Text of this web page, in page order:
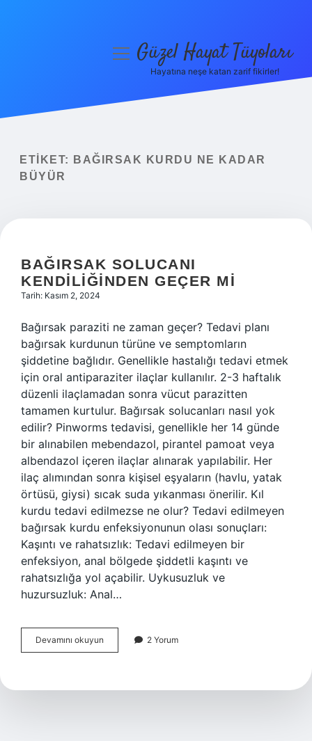
Yasal Uyarı
menüyüGüzel Hayat Tüyoları
Hayatına neşe katan zarif fikirler!
ETIKET:
BAĞIRSAK KURDU NE KADAR
BÜYÜR
BAĞIRSAK SOLUCANI
KENDILIĞINDEN GEÇER MI
Tarih: Kasım 2, 2024
Bağırsak paraziti ne zaman geçer? Tedavi planı
bağırsak kurdunun türüne ve semptomların
şiddetine bağlıdır. Genellikle hastalığı tedavi etmek
için oral antiparaziter ilaçlar kullanılır. 2-3 haftalık
düzenli ilaçlamadan sonra vücut parazitten
tamamen kurtulur. Bağırsak solucanları nasıl yok
edilir? Pinworms tedavisi, genellikle her 14 günde
bir alınabilen mebendazol, pirantel pamoat veya
albendazol içeren ilaçlar alınarak yapılabilir. Her
ilaç alımından sonra kişisel eşyaların (havlu, yatak
örtüsü, giysi) sıcak suda yıkanması önerilir. Kıl
kurdu tedavi edilmezse ne olur? Tedavi edilmeyen
bağırsak kurdu enfeksiyonunun olası sonuçları:
Kaşıntı ve rahatsızlık: Tedavi edilmeyen bir
enfeksiyon, anal bölgede şiddetli kaşıntı ve
rahatsızlığa yol açabilir. Uykusuzluk ve
huzursuzluk: Anal…
Devamını okuyun Bağırsak
Solucanı
Mi
2 Yorum